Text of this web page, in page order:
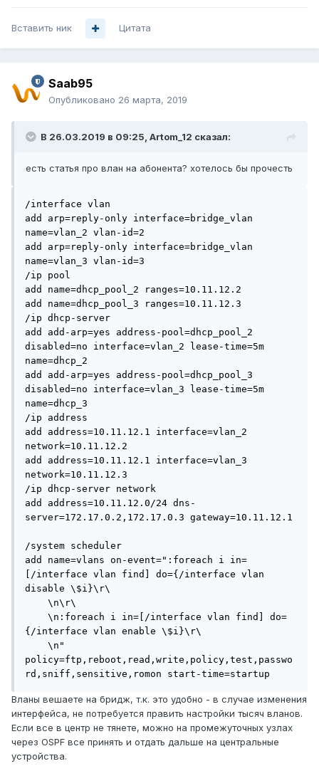
Вставить ник Цитата
Saab95
Опубликовано 26 марта, 2019
В 26.03.2019 в 09:25, Artom_12 сказал:
есть статья про влан на абонента? хотелось бы прочесть
/interface vlan
add arp=reply-only interface=bridge_vlan
name=vlan_2 vlan-id=2
add arp=reply-only interface=bridge_vlan
name=vlan_3 vlan-id=3
/ip pool
add name=dhcp_pool_2 ranges=10.11.12.2
add name=dhcp_pool_3 ranges=10.11.12.3
/ip dhcp-server
add add-arp=yes address-pool=dhcp_pool_2
disabled=no interface=vlan_2 lease-time=5m
name=dhcp_2
add add-arp=yes address-pool=dhcp_pool_3
disabled=no interface=vlan_3 lease-time=5m
name=dhcp_3
/ip address
add address=10.11.12.1 interface=vlan_2
network=10.11.12.2
add address=10.11.12.1 interface=vlan_3
network=10.11.12.3
/ip dhcp-server network
add address=10.11.12.0/24 dns-
server=172.17.0.2,172.17.0.3 gateway=10.11.12.1
/system scheduler
add name=vlans on-event=":foreach i in=
[/interface vlan find] do={/interface vlan
disable \$i}\r\
{/interface vlan enable \$i}\r\
policy=ftp,reboot,read,write,policy,test,passwo
rd,sniff,sensitive,romon start-time=startup
Вланы вешаете на бридж, т.к. это удобно - в случае изменения
интерфейса, не потребуется править настройки тысяч вланов.
Если все в центр не тянете, можно на промежуточных узлах
через OSPF все принять и отдать дальше на центральные
устройства.